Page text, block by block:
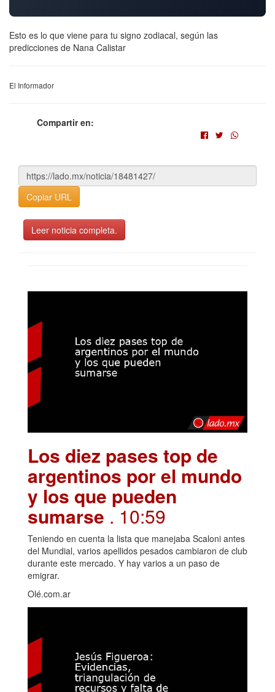
Esto es lo que viene para tu signo zodiacal, según las
predicciones de Nana Calistar
El Informador
Compartir en:
Copiar URL
Leer noticia completa.
Los diez pases top de
argentinos por el mundo
y los que pueden
sumarse . 10:59
Teniendo en cuenta la lista que manejaba Scaloni antes
del Mundial, varios apellidos pesados cambiaron de club
durante este mercado. Y hay varios a un paso de
emigrar.
Olé.com.ar